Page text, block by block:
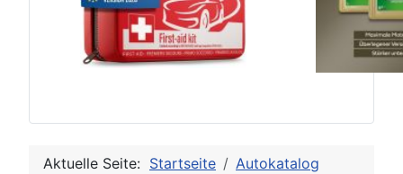
Aktuelle Seite: Startseite
Autokatalog